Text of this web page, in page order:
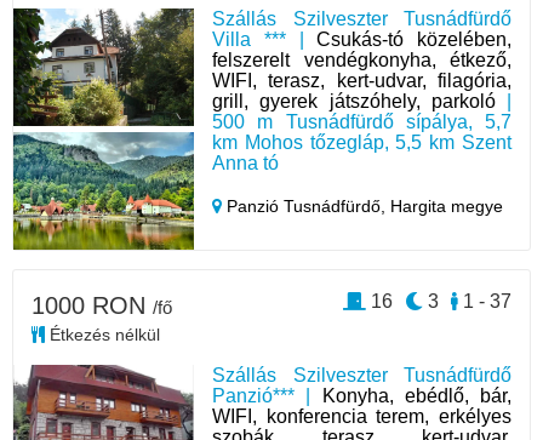
Szállás Szilveszter Tusnádfürdő
Villa *** |Csukás-tó közelében,
felszerelt vendégkonyha, étkező,
WIFI, terasz, kert-udvar, filagória,
grill, gyerek játszóhely, parkoló|
500 m Tusnádfürdő sípálya, 5,7
km Mohos tőzegláp, 5,5 km Szent
Anna tó
Panzió Tusnádfürdő, Hargita megye
Szállás Szilveszter Tusnádfürdő
Panzió*** |
Konyha, ebédlő, bár,
WIFI, konferencia terem, erkélyes
1000 RON /fő
Étkezés nélkül
1 - 37
3
16